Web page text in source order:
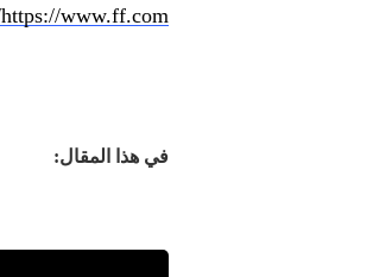
https://www.ff.com/
في هذا المقال: